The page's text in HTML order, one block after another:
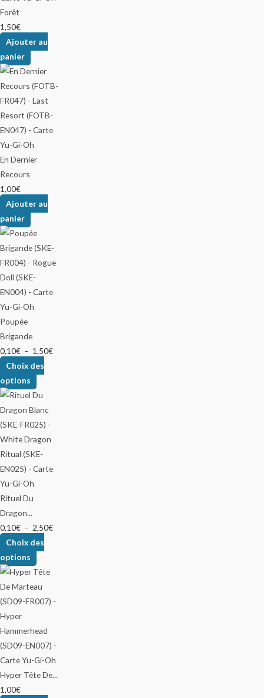
Forêt
1,50€
Ajouter au
panier
En Dernier
Recours
1,00€
Ajouter au
panier
Poupée
Brigande
0,10€ – 1,50€
Choix des
options
Rituel Du
Dragon...
0,10€ – 2,50€
Choix des
options
Hyper Tête De...
1,00€